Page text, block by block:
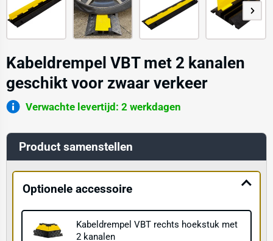
Kabeldrempel VBT met 2 kanalen
geschikt voor zwaar verkeer
Verwachte levertijd: 2 werkdagen
Product samenstellen
Optionele accessoire
Kabeldrempel VBT rechts hoekstuk met
2 kanalen